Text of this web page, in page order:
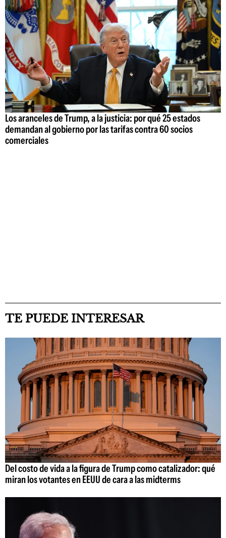
Los aranceles de Trump, a la justicia: por qué 25 estados
demandan al gobierno por las tarifas contra 60 socios
comerciales
TE PUEDE INTERESAR
Del costo de vida a la figura de Trump como catalizador: qué
miran los votantes en EEUU de cara a las midterms